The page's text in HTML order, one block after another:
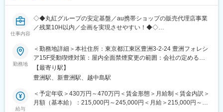
長」の為の採用活動、日々の活動の振り返りといったPDCAサイ
将来的には、採用戦略の立案や、現場への落とし込みなど人事課
長やエキスパートとして上流の業務にも挑戦、参画していただき
■組織体制
約15名体制です。東京本社の人事総務担当は派遣と社員の方2名
となりますが大阪本社に人事部長、人事担当者がおりますため拠
■現在のフェーズについて（やりがい）
仕事内容
◇◆丸紅グループの安定基盤／au携帯ショップの販売代理店事業
／残業10H以内／企画を実現させやすい！◆◇
■募集概要
・当社は、大手総合商社「丸紅」グループのMXモバイリング株式
会社より、auショップ事業をさらに強化・発展させるため、2020
年12月に分社化して誕生した会社です。前身の会社の時代より20
年以上にわたりキャリアショップを運営してきました。毎年新卒
採用を行っており、キャリアショップの店頭スタッフを中心に採
用を行っております。
勤務地
＜勤務地詳細＞本社住所：東京都江東区豊洲3-2-24 豊洲フォレシ
ア15F受動喫煙対策：屋内全面禁煙変更の範囲：会社の定める事
業所
【最寄り駅】
豊洲駅、新豊洲駅、越中島駅
給与
＜予定年収＞430万円～470万円＜賃金形態＞月給制＜賃金内訳＞
月額（基本給）：215,000円～245,000円＜月給＞215,000円～